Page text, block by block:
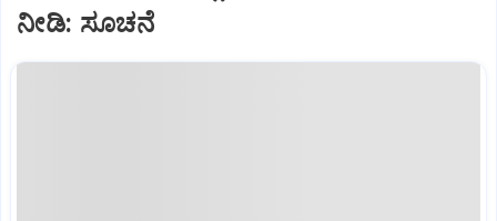
ನೀಡಿ: ಸೂಚನೆ